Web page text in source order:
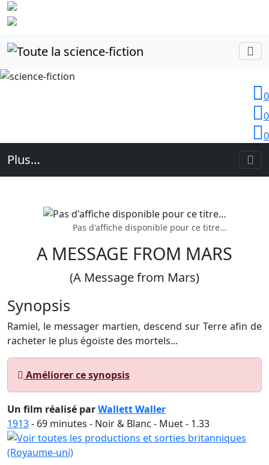
0
0
0
Plus…
Pas d'affiche disponible pour ce titre…
A MESSAGE FROM MARS
(A Message from Mars)
Synopsis
Ramiel, le messager martien, descend sur Terre afin de
racheter le plus égoïste des mortels...
Améliorer ce synopsis
Un film réalisé parWallett Waller
1913- 69 minutes - Noir & Blanc - Muet - 1.33